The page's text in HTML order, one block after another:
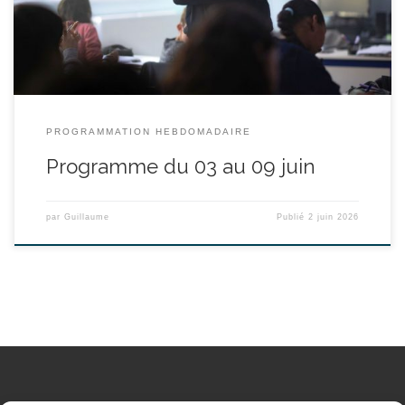
Antoine tente d’entrer en contact avec sa femme par […]
PROGRAMMATION HEBDOMADAIRE
Programme du 03 au 09 juin
par Guillaume Publié2 juin 2026